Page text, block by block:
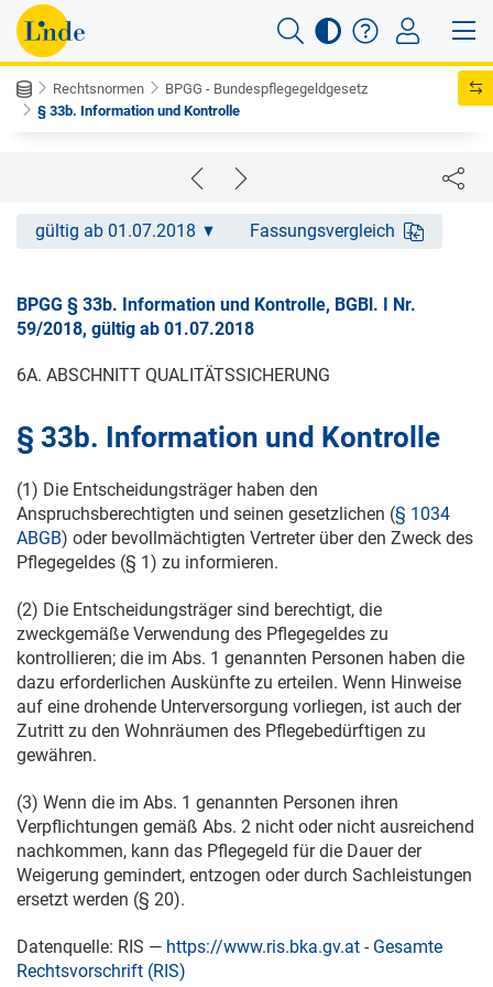
Rechtsnormen
BPGG - Bundespflegegeldgesetz
§ 33b. Information und Kontrolle
gültig ab 01.07.2018 Fassungsvergleich
BPGG § 33b. Information und Kontrolle, BGBl. I Nr.
59/2018, gültig ab 01.07.2018
6A. ABSCHNITT QUALITÄTSSICHERUNG
§ 33b. Information und Kontrolle
(1) Die Entscheidungsträger haben den
Anspruchsberechtigten und seinen gesetzlichen (§ 1034
ABGB) oder bevollmächtigten Vertreter über den Zweck des
Pflegegeldes (§ 1) zu informieren.
(2) Die Entscheidungsträger sind berechtigt, die
zweckgemäße Verwendung des Pflegegeldes zu
kontrollieren; die im Abs. 1 genannten Personen haben die
dazu erforderlichen Auskünfte zu erteilen. Wenn Hinweise
auf eine drohende Unterversorgung vorliegen, ist auch der
Zutritt zu den Wohnräumen des Pflegebedürftigen zu
gewähren.
(3) Wenn die im Abs. 1 genannten Personen ihren
Verpflichtungen gemäß Abs. 2 nicht oder nicht ausreichend
nachkommen, kann das Pflegegeld für die Dauer der
Weigerung gemindert, entzogen oder durch Sachleistungen
ersetzt werden (§ 20).
Datenquelle: RIS — https://www.ris.bka.gv.at - Gesamte
Rechtsvorschrift (RIS)